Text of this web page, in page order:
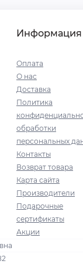
Информация
Оплата
О нас
Доставка
Политика
обработки
персональных
Контакты
Возврат товара
Карта сайта
Производители
Подарочные
сертификаты
Акции